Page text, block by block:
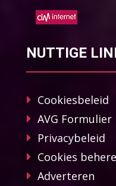
NUTTIGE
Cookiesbeleid
AVG Formulier
Privacybeleid
Cookies
Adverteren